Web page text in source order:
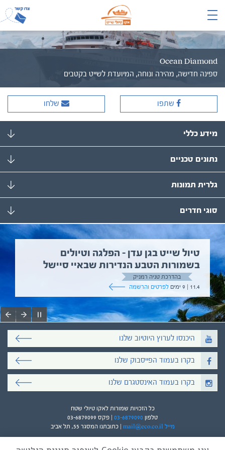
Ocean Diamond
ספינה חדישה, מהירה ונוחה, המיועדת לשייט בקטבים
שלחו שתפו
מידע כללי
נתונים טכניים
גלרית תמונות
סוגי חדרים
טיול שייט בגן עדן – הפלגה וטיולים
בשמורות הטבע הנדירות שבאיי סיישל
בהדרכת טניה רמניק
11.4 | 9 ימים
לפרטים והרשמה
היכנסו לערוץ היוטיוב שלנו
בקרו בעמוד הפייסבוק שלנו
בקרו בעמוד האינסטגרם שלנו
כל הזכויות שמורות לאקו טיולי שטח
טלפון 03-6879090 | פקס 03-6879099
מייל mail@eco.co.il
| כתובתנו המסגר 55, תל אביב
עיצוב ופיתוח: ביבר גלובל